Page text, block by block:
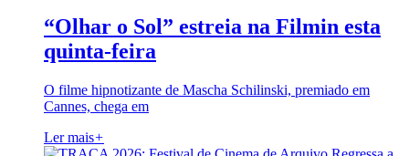
“Olhar o Sol” estreia na Filmin esta
quinta-feira
O filme hipnotizante de Mascha Schilinski, premiado em
Cannes, chega em
Ler mais+